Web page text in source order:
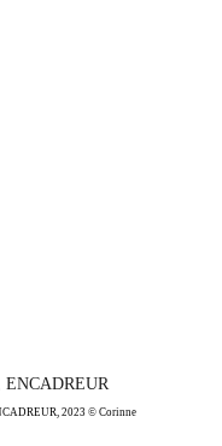
ENCADREUR
2023 © Corinne